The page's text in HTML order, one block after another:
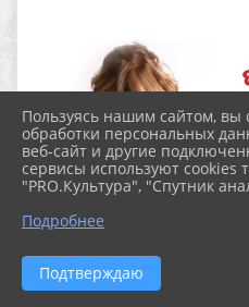
Пользуясь нашим сайтом, вы
обработки персональных
веб-сайт и другие
сервисы используют cookies
"PRO.Культура", "Спутник
Подробнее
Подтверждаю